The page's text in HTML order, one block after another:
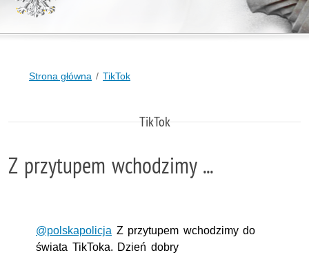
Strona główna TikTok
TikTok
Z przytupem wchodzimy ...
@polskapolicja Z przytupem wchodzimy do
świata TikToka. Dzień dobry